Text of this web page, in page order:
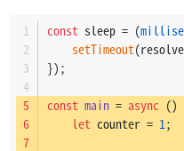
const sleep = (
setTimeout
});
const main = async ()
let counter = 1;